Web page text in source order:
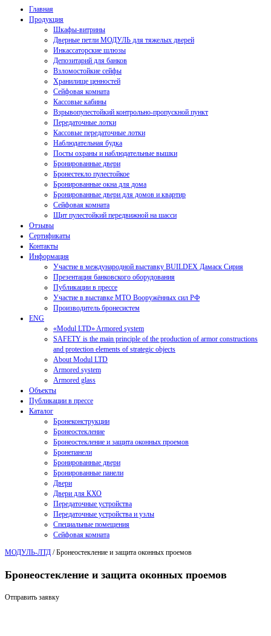
Главная
Продукция
Шкафы-витрины
Дверные петли МОДУЛЬ для тяжелых дверей
Инкассаторские шлюзы
Депозитарий для банков
Взломостойкие сейфы
Хранилище ценностей
Сейфовая комната
Кассовые кабины
Взрывопулестойкий контрольно-пропускной пункт
Передаточные лотки
Кассовые передаточные лотки
Наблюдательная будка
Посты охраны и наблюдательные вышки
Бронированные двери
Бронестекло пулестойкое
Бронированные окна для дома
Бронированные двери для домов и квартир
Сейфовая комната
Щит пулестойкий передвижной на шасси
Отзывы
Сертификаты
Контакты
Информация
Участие в международной выставку BUILDEX Дамаск Сирия
Презентация банковского оборудования
Публикации в прессе
Участие в выставке МТО Вооружённых сил РФ
Производитель бронесистем
ENG
«Modul LTD» Armored system
SAFETY is the main principle of the production of armor constructions
and protection elements of strategic objects
About Modul LTD
Armored system
Armored glass
Объекты
Публикации в прессе
Каталог
Бронеконструкции
Бронеостекление
Бронеостекление и защита оконных проемов
Бронепанели
Бронированные двери
Бронированные панели
Двери
Двери для КХО
Передаточные устройства
Передаточные устройства и узлы
Специальные помещения
Сейфовая комната
МОДУЛЬ-ЛТД /Бронеостекление и защита оконных проемов
Бронеостекление и защита оконных проемов
Отправить заявку